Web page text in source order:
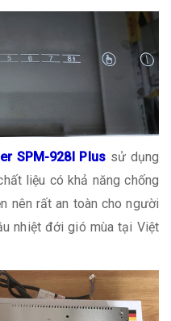
SPM-928I Plus sử dụng
liệu có khả năng chống
nên rất an toàn cho người
nhiệt đới gió mùa tại Việt